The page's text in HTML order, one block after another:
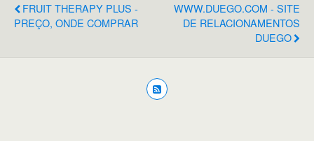
FRUIT THERAPY PLUS -
PREÇO, ONDE COMPRAR
WWW.DUEGO.COM - SITE
DE RELACIONAMENTOS
DUEGO